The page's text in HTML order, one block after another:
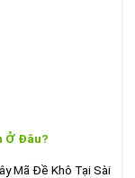
Ở Đâu?
Mã Đề Khô Tại Sài